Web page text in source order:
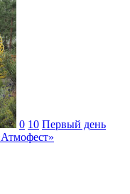
0 10 Первый день